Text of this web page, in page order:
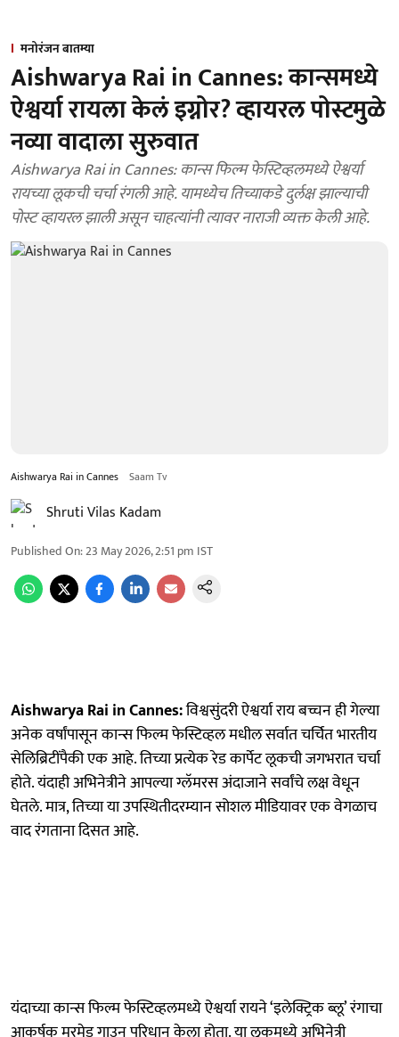
मनोरंजन बातम्या
Aishwarya Rai in Cannes: कान्समध्ये
ऐश्वर्या रायला केलं इग्नोर? व्हायरल पोस्टमुळे
नव्या वादाला सुरुवात
Aishwarya Rai in Cannes: कान्स फिल्म फेस्टिव्हलमध्ये ऐश्वर्या
रायच्या लूकची चर्चा रंगली आहे. यामध्येच तिच्याकडे दुर्लक्ष झाल्याची
पोस्ट व्हायरल झाली असून चाहत्यांनी त्यावर नाराजी व्यक्त केली आहे.
Aishwarya Rai in Cannes Saam Tv
Shruti Vilas Kadam
Published On:23 May 2026, 2:51 pm IST
Aishwarya Rai in Cannes:विश्वसुंदरी ऐश्वर्या राय बच्चन ही गेल्या
अनेक वर्षांपासून कान्स फिल्म फेस्टिव्हल मधील सर्वात चर्चित भारतीय
सेलिब्रिटींपैकी एक आहे. तिच्या प्रत्येक रेड कार्पेट लूकची जगभरात चर्चा
होते. यंदाही अभिनेत्रीने आपल्या ग्लॅमरस अंदाजाने सर्वांचे लक्ष वेधून
घेतले. मात्र, तिच्या या उपस्थितीदरम्यान सोशल मीडियावर एक वेगळाच
वाद रंगताना दिसत आहे.
यंदाच्या कान्स फिल्म फेस्टिव्हलमध्ये ऐश्वर्या रायने ‘इलेक्ट्रिक ब्लू’ रंगाचा